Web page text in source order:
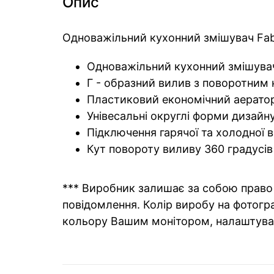
Одноважільний кухонний змішувач
Одноважільний кухонний
Г - образний вилив з поворотним
Пластиковий економічний
Унівесальні округлі форми
Підключення гарячої та холодної
Кут повороту виливу 360 градусів
*** Виробник залишає за собою право
повідомлення. Колір виробу на
кольору Вашим монітором,